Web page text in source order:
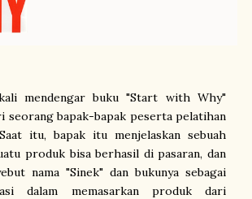
mendengar buku "Start with Why"
seorang bapak-bapak peserta pelatihan
itu, bapak itu menjelaskan sebuah
produk bisa berhasil di pasaran, dan
nama "Sinek" dan bukunya sebagai
dalam memasarkan produk dari